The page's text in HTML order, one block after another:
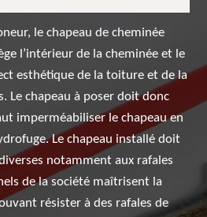
le chapeau de cheminée
l’intérieur de la cheminée et le
esthétique de la toiture et de la
Le chapeau à poser doit donc
imperméabiliser le chapeau en
Le chapeau installé doit
notamment aux rafales
de la société maîtrisent la
résister à des rafales de